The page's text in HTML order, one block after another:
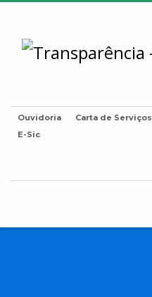
Ouvidoria Carta de Serviços
E-Sic